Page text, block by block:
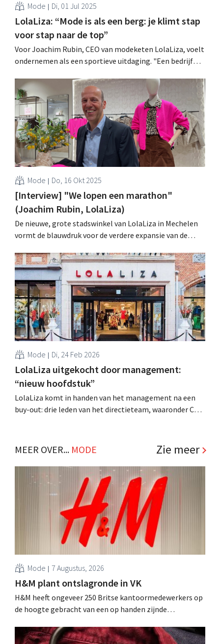
Mode Di, 01 Jul 2025
LolaLiza: “Mode is als een berg: je klimt stap
voor stap naar de top”
Voor Joachim Rubin, CEO van modeketen LolaLiza, voelt
ondernemen als een sportieve uitdaging. "Een bedrijf
passie. Al bijna acht jaar timmert hij aan een grondige
herpositionering van het merk. .
Mode Do, 16 Okt 2025
[Interview] "We lopen een marathon"
(Joachim Rubin, LolaLiza)
De nieuwe, grote stadswinkel van LolaLiza in Mechelen
vormt de blauwdruk voor de verdere expansie van de
van de honderd winkels komt in zicht. .
Mode Di, 24 Feb 2026
LolaLiza uitgekocht door management:
“nieuw hoofdstuk”
LolaLiza komt in handen van het management na een
buy-out: drie leden van het directieteam, waaronder CEO
MEER OVER... MODE Zie meer
Mode 7 Augustus, 2026
H&M plant ontslagronde in VK
H&M heeft ongeveer 250 Britse kantoormedewerkers op
de hoogte gebracht van een op handen zijnde
sanering volgt op eerdere ingrepen in Nederland, België